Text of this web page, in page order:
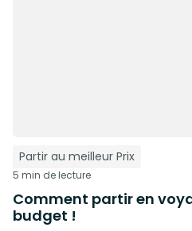
Partir au meilleur Prix
5 min de lecture
Comment partir en
budget !